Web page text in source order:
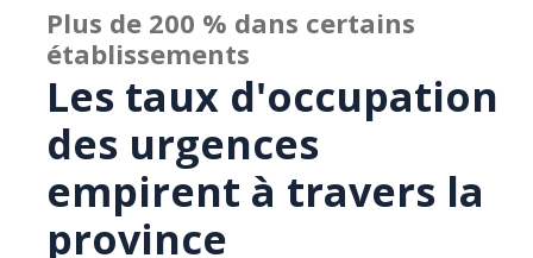
Plus de 200 % dans certains
établissements
Les taux d'occupation
des urgences
empirent à travers la
province